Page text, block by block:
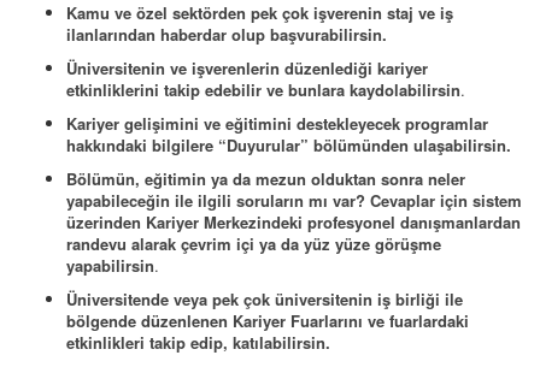
Kamu ve özel sektörden pek çok işverenin staj ve iş
ilanlarından haberdar olup başvurabilirsin.
Üniversitenin ve işverenlerin düzenlediği kariyer
etkinliklerini takip edebilir ve bunlara kaydolabilirsin.
Kariyer gelişimini ve eğitimini destekleyecek programlar
hakkındaki bilgilere “Duyurular” bölümünden ulaşabilirsin.
Bölümün, eğitimin ya da mezun olduktan sonra neler
yapabileceğin ile ilgili soruların mı var? Cevaplar için sistem
üzerinden Kariyer Merkezindeki profesyonel danışmanlardan
randevu alarak çevrim içi ya da yüz yüze görüşme
yapabilirsin.
Üniversitende veya pek çok üniversitenin iş birliği ile
bölgende düzenlenen Kariyer Fuarlarını ve fuarlardaki
etkinlikleri takip edip, katılabilirsin.